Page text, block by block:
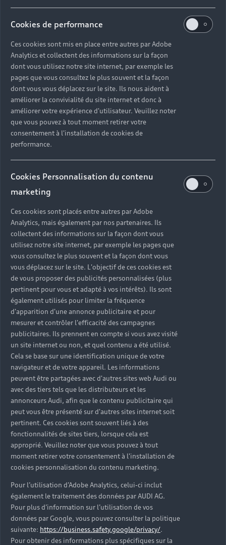
Cookies de performance
Ces cookies sont mis en place entre autres par Adobe
Analytics et collectent des informations sur la façon
dont vous utilisez notre site internet, par exemple les
pages que vous consultez le plus souvent et la façon
dont vous vous déplacez sur le site. Ils nous aident à
améliorer la convivialité du site internet et donc à
améliorer votre expérience d'utilisateur. Veuillez noter
que vous pouvez à tout moment retirer votre
consentement à l'installation de cookies de
performance.
Cookies Personnalisation du contenu
marketing
Ces cookies sont placés entre autres par Adobe
Analytics, mais également par nos partenaires. Ils
collectent des informations sur la façon dont vous
utilisez notre site internet, par exemple les pages que
vous consultez le plus souvent et la façon dont vous
vous déplacez sur le site. L'objectif de ces cookies est
de vous proposer des publicités personnalisées (plus
pertinent pour vous et adapté à vos intérêts). Ils sont
également utilisés pour limiter la fréquence
d'apparition d'une annonce publicitaire et pour
mesurer et contrôler l'efficacité des campagnes
publicitaires. Ils prennent en compte si vous avez visité
un site internet ou non, et quel contenu a été utilisé.
Cela se base sur une identification unique de votre
navigateur et de votre appareil. Les informations
peuvent être partagées avec d'autres sites web Audi ou
avec des tiers tels que les distributeurs et les
annonceurs Audi, afin que le contenu publicitaire qui
peut vous être présenté sur d'autres sites internet soit
pertinent. Ces cookies sont souvent liés à des
fonctionnalités de sites tiers, lorsque cela est
approprié. Veuillez noter que vous pouvez à tout
moment retirer votre consentement à l'installation de
cookies personnalisation du contenu marketing.
Pour l’utilisation d’Adobe Analytics, celui-ci inclut
également le traitement des données par AUDI AG.
Pour plus d’information sur l’utilisation de vos
données par Google, vous pouvez consulter la politique
suivante: https://business.safety.google/privacy/.
Pour obtenir des informations plus spécifiques sur la